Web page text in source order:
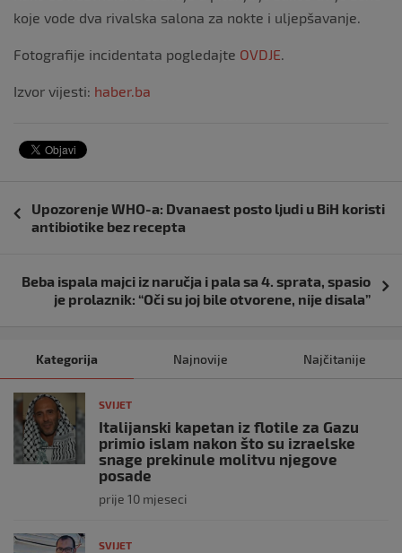
koje vode dva rivalska salona za nokte i uljepšavanje.
Fotografije incidentata pogledajte OVDJE.
Izvor vijesti: haber.ba
objava
Upozorenje WHO-a: Dvanaest posto ljudi u BiH koristi
antibiotike bez recepta
Beba ispala majci iz naručja i pala sa 4. sprata, spasio
je prolaznik: “Oči su joj bile otvorene, nije disala”
Kategorija Najnovije Najčitanije
SVIJET
Italijanski kapetan iz flotile za Gazu
primio islam nakon što su izraelske
snage prekinule molitvu njegove
posade
prije 10 mjeseci
SVIJET